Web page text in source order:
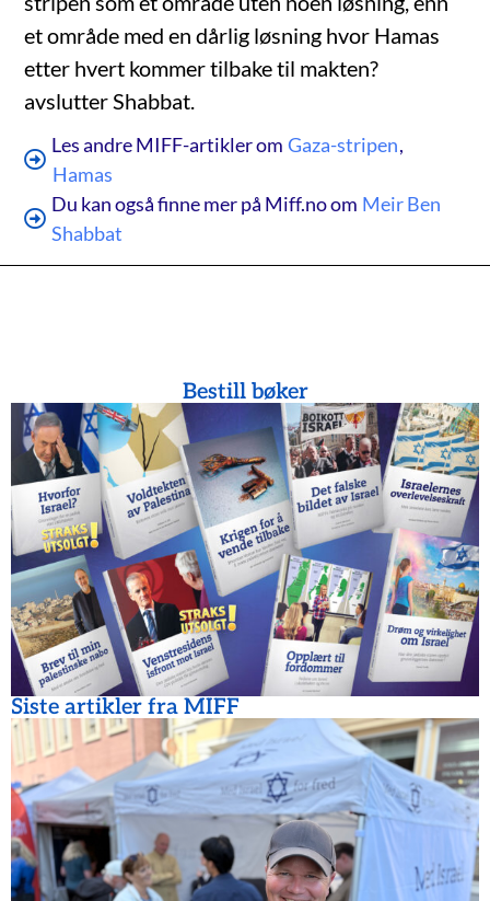
et område med en dårlig løsning hvor Hamas
etter hvert kommer tilbake til makten?
avslutter Shabbat.
Les andre MIFF-artikler om Gaza-stripen,
Hamas
Du kan også finne mer på Miff.no om Meir Ben
Shabbat
Bestill bøker
Siste artikler fra MIFF